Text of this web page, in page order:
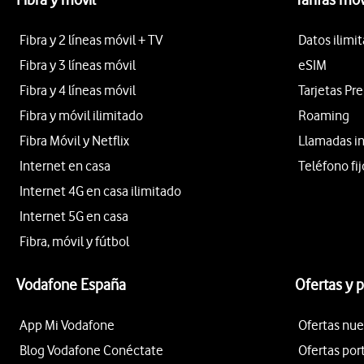
Fibra y 2 líneas móvil + TV
Fibra y 3 líneas móvil
Fibra y 4 líneas móvil
Fibra y móvil ilimitado
Fibra Móvil y Netflix
Internet en casa
Internet 4G en casa ilimitado
Internet 5G en casa
Fibra, móvil y fútbol
Datos
eSIM
Tarjetas
Roaming
Llamadas
Teléfono
Vodafone España
App Mi Vodafone
Blog Vodafone Conéctate
Ofertas y
Ofertas
Ofertas